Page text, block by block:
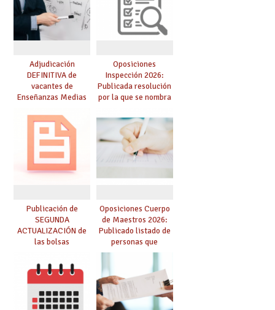
Adjudicación
DEFINITIVA de
vacantes de
Enseñanzas Medias
Oposiciones
Inspección 2026:
Publicada resolución
por la que se nombra
prácticas, se regulan
dichas prácticas y se
convoca acto público
de adjudicación
Publicación de
SEGUNDA
ACTUALIZACIÓN de
las bolsas
Cuerpo de Maestros
de especialidades
convocadas a
oposición
Oposiciones Cuerpo
de Maestros 2026:
Publicado listado de
personas que
adquieren nueva
especialidad